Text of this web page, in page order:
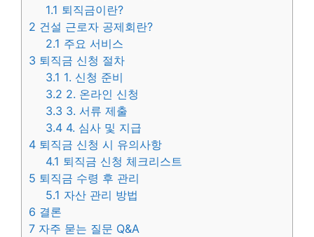
1.1 퇴직금이란?
2 건설 근로자 공제회란?
2.1 주요 서비스
3 퇴직금 신청 절차
3.1 1. 신청 준비
3.2 2. 온라인 신청
3.3 3. 서류 제출
3.4 4. 심사 및 지급
4 퇴직금 신청 시 유의사항
4.1 퇴직금 신청 체크리스트
5 퇴직금 수령 후 관리
5.1 자산 관리 방법
6 결론
7 자주 묻는 질문 Q&A